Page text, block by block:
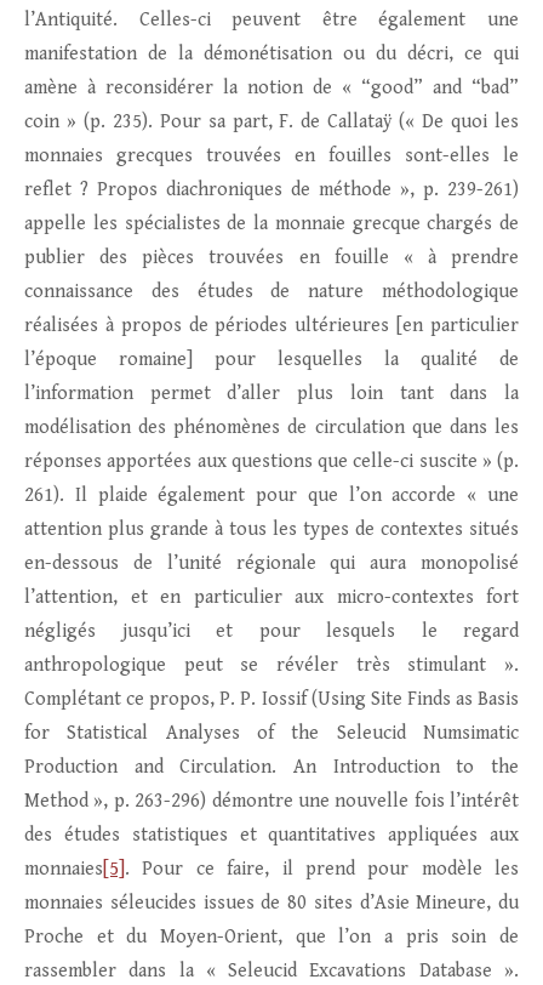
l’Antiquité. Celles-ci peuvent être également une
manifestation de la démonétisation ou du décri, ce qui
amène à reconsidérer la notion de « “good” and “bad”
coin » (p. 235). Pour sa part, F. de Callataÿ (« De quoi les
monnaies grecques trouvées en fouilles sont-elles le
reflet ? Propos diachroniques de méthode », p. 239-261)
appelle les spécialistes de la monnaie grecque chargés de
publier des pièces trouvées en fouille « à prendre
connaissance des études de nature méthodologique
réalisées à propos de périodes ultérieures [en particulier
l’époque romaine] pour lesquelles la qualité de
l’information permet d’aller plus loin tant dans la
modélisation des phénomènes de circulation que dans les
réponses apportées aux questions que celle-ci suscite » (p.
261). Il plaide également pour que l’on accorde « une
attention plus grande à tous les types de contextes situés
en-dessous de l’unité régionale qui aura monopolisé
l’attention, et en particulier aux micro-contextes fort
négligés jusqu’ici et pour lesquels le regard
anthropologique peut se révéler très stimulant ».
Complétant ce propos, P. P. Iossif (Using Site Finds as Basis
for Statistical Analyses of the Seleucid Numsimatic
Production and Circulation. An Introduction to the
Method », p. 263-296) démontre une nouvelle fois l’intérêt
des études statistiques et quantitatives appliquées aux
monnaies [5] . Pour ce faire, il prend pour modèle les
monnaies séleucides issues de 80 sites d’Asie Mineure, du
Proche et du Moyen-Orient, que l’on a pris soin de
rassembler dans la « Seleucid Excavations Database ».